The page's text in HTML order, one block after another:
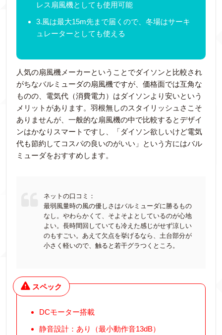
レス扇風機としても使用可能
3.風は最大15m先まで届くので、冬場はサーキ
ュレーターとしても使える
人気の扇風機メーカーということでダイソンと比較され
がちなバルミューダの扇風機ですが、価格面では互角な
ものの、電気代（消費電力）はダイソンより安いという
メリットがあります。羽根無しのスタイリッシュさこそ
ありませんが、一般的な扇風機の中で比較するとデザイ
ンはかなりスマートですし、「ダイソン欲しいけど電気
代も節約してコスパの良いのがいい」という方にはバル
ミューダをおすすめします。
ネットの口コミ：
最弱風量時の風の優しさはバルミューダに勝るもの
なし。やわらかくて、そよそよとしているのが心地
よい。長時間回していても冷えた感じがせず涼しい
のもすごい。あえて欠点を挙げるなら、土台部分が
小さく軽いので、触ると若干グラつくところ。
スペック
DCモーター搭載
静音設計：あり（最小動作音13dB）